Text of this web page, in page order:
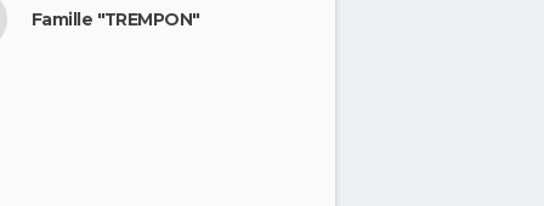
Famille "TREMPON"